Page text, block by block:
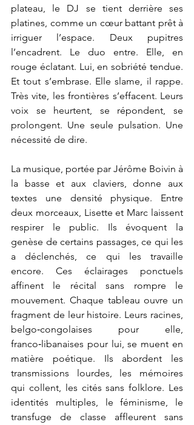
plateau, le DJ se tient derrière ses
platines, comme un cœur battant prêt à
irriguer l’espace. Deux pupitres
l’encadrent. Le duo entre. Elle, en
rouge éclatant. Lui, en sobriété tendue.
Et tout s’embrase. Elle slame, il rappe.
Très vite, les frontières s’effacent. Leurs
voix se heurtent, se répondent, se
prolongent. Une seule pulsation. Une
nécessité de dire.
La musique, portée par Jérôme Boivin à
la basse et aux claviers, donne aux
textes une densité physique. Entre
deux morceaux, Lisette et Marc laissent
respirer le public. Ils évoquent la
genèse de certains passages, ce qui les
a déclenchés, ce qui les travaille
encore. Ces éclairages ponctuels
affinent le récital sans rompre le
mouvement. Chaque tableau ouvre un
fragment de leur histoire. Leurs racines,
belgo‑congolaises pour elle,
franco‑libanaises pour lui, se muent en
matière poétique. Ils abordent les
transmissions lourdes, les mémoires
qui collent, les cités sans folklore. Les
identités multiples, le féminisme, le
transfuge de classe affleurent sans